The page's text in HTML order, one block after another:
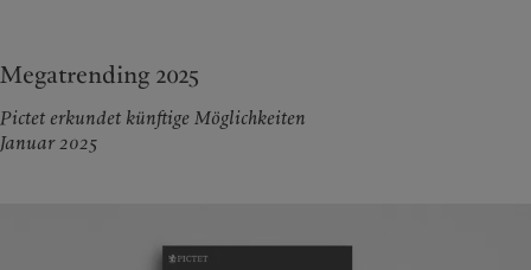
Megatrending 2025
Pictet erkundet künftige Möglichkeiten
Januar 2025